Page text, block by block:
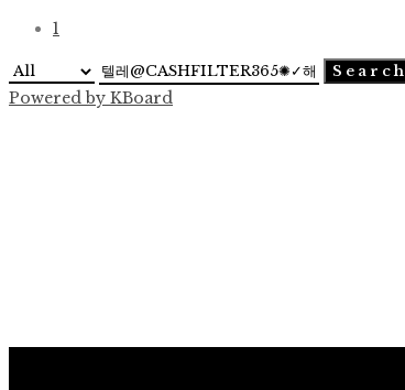
1
Search
Powered by KBoard